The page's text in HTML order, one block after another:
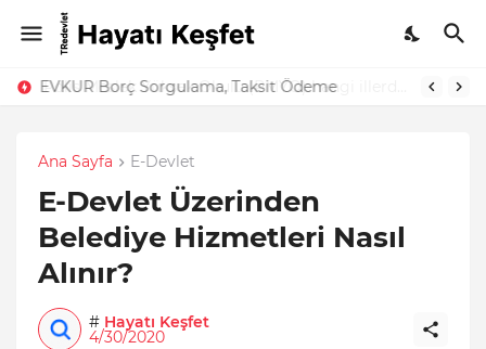
EVKUR Borç Sorgulama, Taksit Ödeme
Ana Sayfa E-Devlet
E-Devlet Üzerinden
Belediye Hizmetleri Nasıl
Alınır?
# Hayatı Keşfet
4/30/2020